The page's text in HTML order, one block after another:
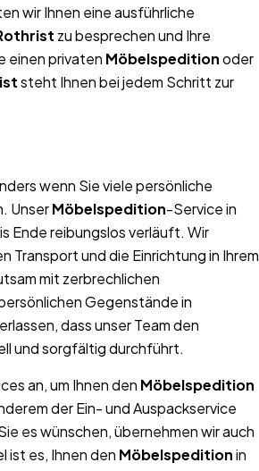
wir Ihnen eine ausführliche
zu besprechen und Ihre
einen privaten Möbelspeditionoder
steht Ihnen bei jedem Schritt zur
wenn Sie viele persönliche
UnserMöbelspedition-Service in
Ende reibungslos verläuft. Wir
Transport und die Einrichtung in Ihrem
mit zerbrechlichen
Gegenstände in
dass unser Team den
und sorgfältig durchführt.
an, um Ihnen den Möbelspedition
der Ein- und Auspackservice
es wünschen, übernehmen wir auch
ist es, Ihnen den Möbelspeditionin